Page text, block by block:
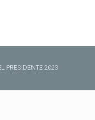
PRESIDENTE 2023